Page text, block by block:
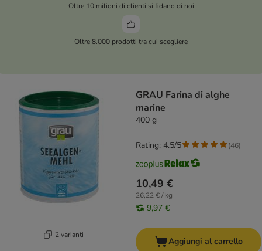
Oltre 10 milioni di clienti si fidano di noi
Oltre 8.000 prodotti tra cui scegliere
2 varianti
GRAU Farina di alghe
marine
400 g
10,49 €
26,22 € / kg
9,97 €
Rating: 4.5/5 (46)
Aggiungi al carrello